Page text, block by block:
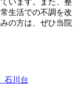
います。また、整
生活での不調を改
の方は、ぜひ当院